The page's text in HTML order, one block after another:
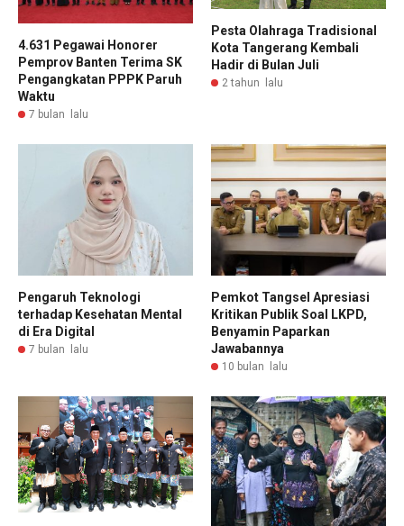
4.631 Pegawai Honorer
Pemprov Banten Terima SK
Pengangkatan PPPK Paruh
Waktu
7 bulan lalu
Pesta Olahraga Tradisional
Kota Tangerang Kembali
Hadir di Bulan Juli
2 tahun lalu
Pengaruh Teknologi
terhadap Kesehatan Mental
di Era Digital
7 bulan lalu
Pemkot Tangsel Apresiasi
Kritikan Publik Soal LKPD,
Benyamin Paparkan
Jawabannya
10 bulan lalu